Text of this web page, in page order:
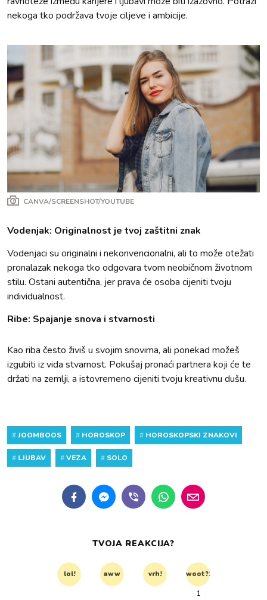
nekoga tko podržava tvoje ciljeve i ambicije.
CANVA/SCREENSHOT/YOUTUBE
Vodenjak: Originalnost je tvoj zaštitni znak
Vodenjaci su originalni i nekonvencionalni, ali to može otežati
pronalazak nekoga tko odgovara tvom neobičnom životnom
stilu. Ostani autentična, jer prava će osoba cijeniti tvoju
individualnost.
Ribe: Spajanje snova i stvarnosti
Kao riba često živiš u svojim snovima, ali ponekad možeš
izgubiti iz vida stvarnost. Pokušaj pronaći partnera koji će te
držati na zemlji, a istovremeno cijeniti tvoju kreativnu dušu.
#JOOMBOOS # HOROSKOP # HOROSKOPSKI ZNAKOVI
# LJUBAV #VEZA # SOLO
TVOJA REAKCIJA?
lol! aww vrh! woot?!
1